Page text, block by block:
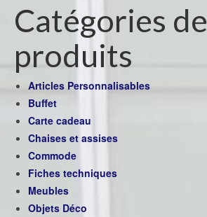
Catégories de
produits
Articles Personnalisables
Buffet
Carte cadeau
Chaises et assises
Commode
Fiches techniques
Meubles
Objets Déco